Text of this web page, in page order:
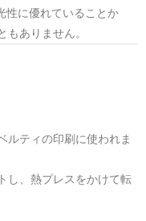
性に優れていることか
もありません。
ルティの印刷に使われま
し、熱プレスをかけて転